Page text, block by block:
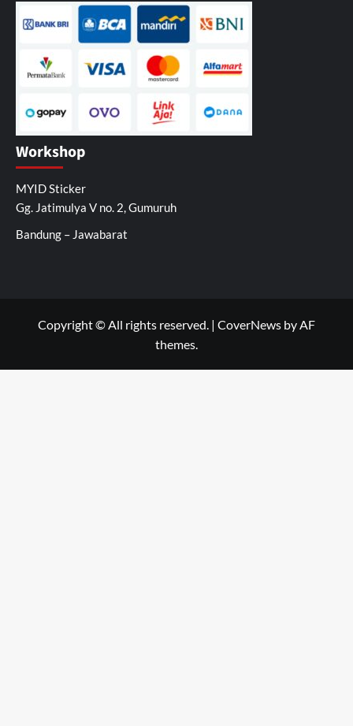
Workshop
MYID Sticker
Gg. Jatimulya V no. 2, Gumuruh
Bandung – Jawabarat
Copyright © All rights reserved. | CoverNews by AF
themes.